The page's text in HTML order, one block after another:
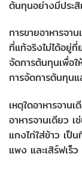
ต้นทุนอย่างมีประ
การขายอาหารจา
ที่แท้จริงไม่ได้อยู่
จัดการต้นทุนเพื่อ
การจัดการต้นทุนแ
เหตุใดอาหารจาน
อาหารจานเดียว
แกงไก่ใส่ข้าว เป็
แพง และเสิร์ฟเร็